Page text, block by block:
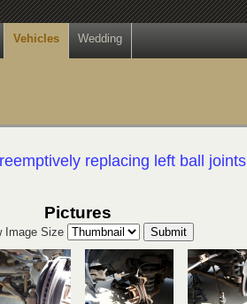
Vehicles Wedding
replacing left ball joints
Pictures
Image Size